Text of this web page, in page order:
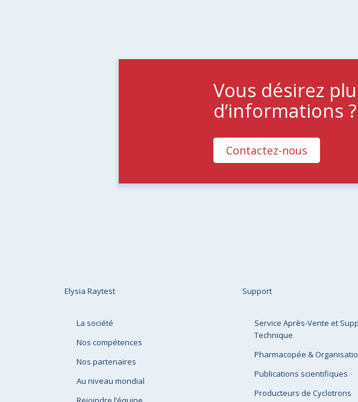
Vous désirez
d’informations ?
Contactez-nous
Elysia Raytest
La société
Nos compétences
Nos partenaires
Au niveau mondial
Support
Service Après-Vente et
Technique
Pharmacopée &
Publications scientifiques
Producteurs de Cyclotrons